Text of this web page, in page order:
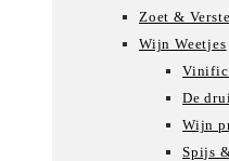
Zoet &
Wijn Weetjes
De
Wijn
Spijs